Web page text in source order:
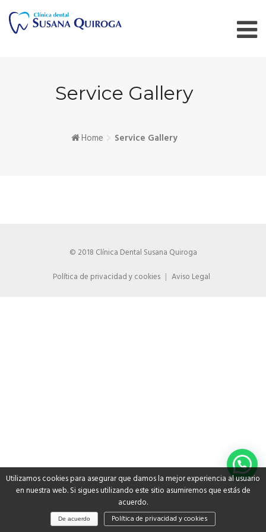
content
Service Gallery
Home Service Gallery
© 2018 Clínica Dental Susana Quiroga
Política de privacidad y cookies
Aviso Legal
Utilizamos cookies para asegurar que damos la mejor experiencia al usuario
en nuestra web. Si sigues utilizando este sitio asumiremos que estás de
acuerdo.
De acuerdo Política de privacidad y cookies